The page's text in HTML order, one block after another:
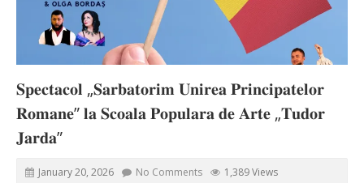
𝐒𝐩𝐞𝐜𝐭𝐚𝐜𝐨𝐥 „𝐒𝐚𝐫𝐛𝐚𝐭𝐨𝐫𝐢𝐦 𝐔𝐧𝐢𝐫𝐞𝐚 𝐏𝐫𝐢𝐧𝐜𝐢𝐩𝐚𝐭𝐞𝐥𝐨𝐫
𝐑𝐨𝐦𝐚𝐧𝐞” 𝐥𝐚 𝐒𝐜𝐨𝐚𝐥𝐚 𝐏𝐨𝐩𝐮𝐥𝐚𝐫𝐚 𝐝𝐞 𝐀𝐫𝐭𝐞 „𝐓𝐮𝐝𝐨𝐫
𝐉𝐚𝐫𝐝𝐚”
January 20, 2026 No Comments
1,389 Views